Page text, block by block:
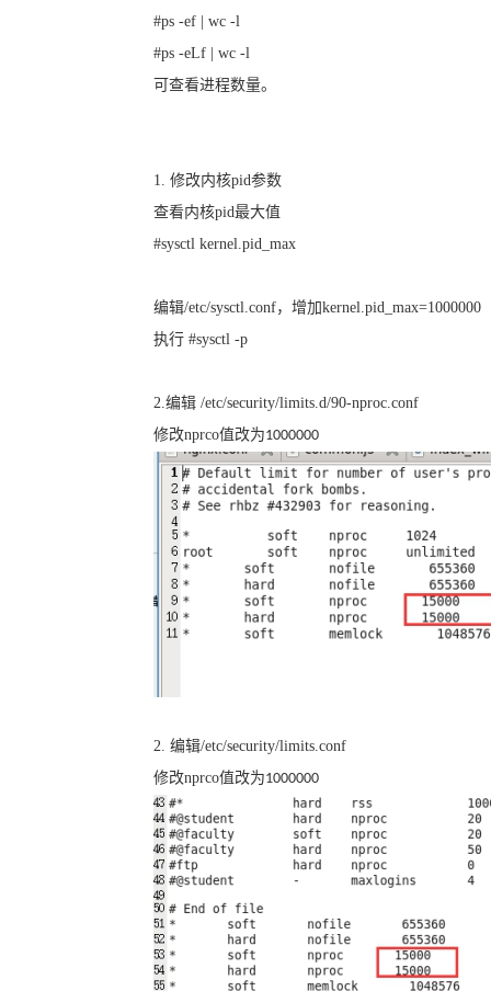
#ps -ef | wc -l
#ps -eLf | wc -l
可查看进程数量。
1. 修改内核pid参数
查看内核pid最大值
#sysctl kernel.pid_max
编辑/etc/sysctl.conf，增加kernel.pid_max=1000000
执行 #sysctl -p
2.编辑 /etc/security/limits.d/90-nproc.conf
修改nprco值改为1000000
2. 编辑/etc/security/limits.conf
修改nprco值改为1000000